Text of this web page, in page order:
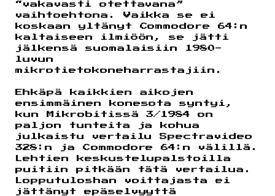
“vakavasti otettavana”
vaihtoehtona. Vaikka se ei
koskaan yltänyt Commodore 64:n
kaltaiseen ilmiöön, se jätti
jälkensä suomalaisiin 1980-
luvun
mikrotietokoneharrastajiin.
Ehkäpä kaikkien aikojen
ensimmäinen konesota syntyi,
kun Mikrobitissä 3/1984 on
paljon tunteita ja kohua
julkaistu vertailu Spectravideo
328:n ja Commodore 64:n välillä.
Lehtien keskustelupalstoilla
puitiin pitkään tätä vertailua.
Lopputuloshan voittajasta ei
jättänyt epäselvyyttä